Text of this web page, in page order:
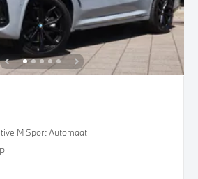
M Sport Automaat